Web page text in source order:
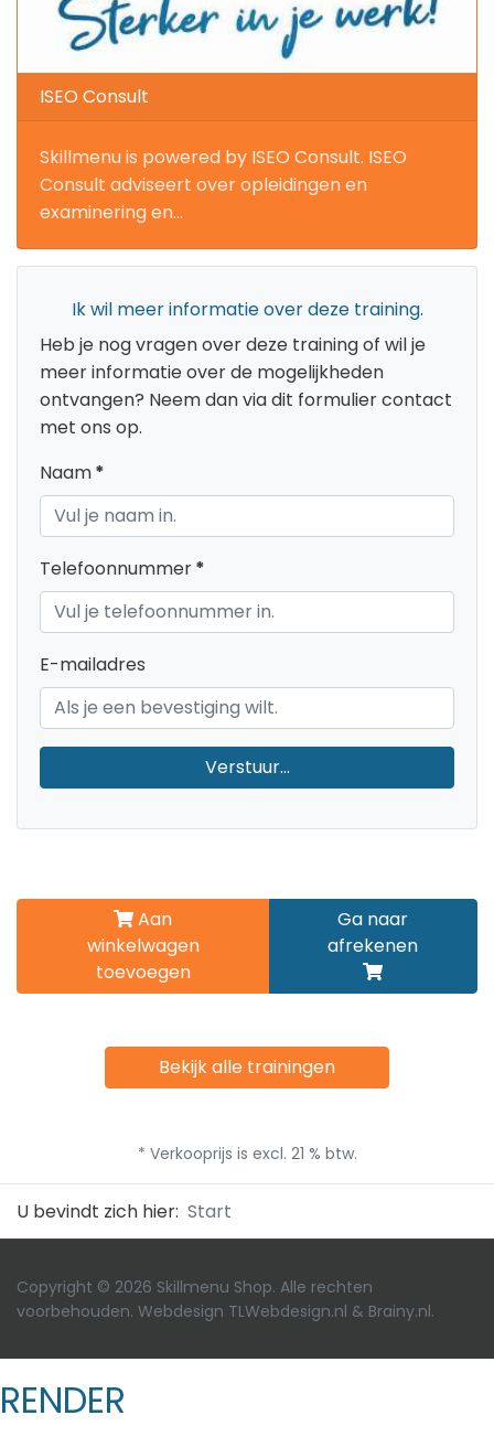
ISEO Consult
Skillmenu is powered by ISEO Consult. ISEO
Consult adviseert over opleidingen en
examinering en...
Ik wil meer informatie over deze training.
Heb je nog vragen over deze training of wil je
meer informatie over de mogelijkheden
ontvangen? Neem dan via dit formulier contact
met ons op.
Naam*
Telefoonnummer*
E-mailadres
Verstuur...
Aan
winkelwagen
toevoegen
Ga naar
afrekenen
Bekijk alle trainingen
* Verkooprijs is excl. 21 % btw.
U bevindt zich hier: Start
Copyright © 2026 Skillmenu Shop. Alle rechten
voorbehouden. Webdesign TLWebdesign.nl & Brainy.nl.
RENDER